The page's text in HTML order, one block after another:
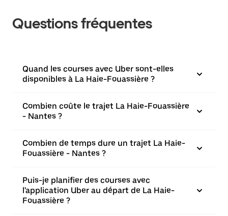
Questions fréquentes
Quand les courses avec Uber sont-elles
disponibles à La Haie-Fouassière ?
Combien coûte le trajet La Haie-Fouassière
- Nantes ?
Combien de temps dure un trajet La Haie-
Fouassière - Nantes ?
Puis-je planifier des courses avec
l'application Uber au départ de La Haie-
Fouassière ?